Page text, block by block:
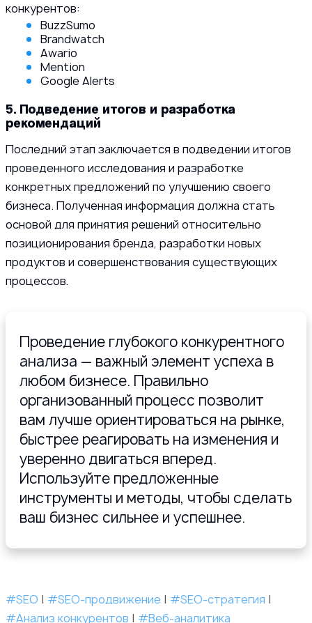
конкурентов:
BuzzSumo
Brandwatch
Awario
Mention
Google Alerts
5. Подведение итогов и разработка
рекомендаций
Последний этап заключается в подведении итогов
проведенного исследования и разработке
конкретных предложений по улучшению своего
бизнеса. Полученная информация должна стать
основой для принятия решений относительно
позиционирования бренда, разработки новых
продуктов и совершенствования существующих
процессов.
Проведение глубокого конкурентного
анализа — важный элемент успеха в
любом бизнесе. Правильно
организованный процесс позволит
вам лучше ориентироваться на рынке,
быстрее реагировать на изменения и
уверенно двигаться вперед.
Используйте предложенные
инструменты и методы, чтобы сделать
ваш бизнес сильнее и успешнее.
#SEO | #SEO-продвижение | #SEO-стратегия |
#Анализ конкурентов | #Веб-аналитика